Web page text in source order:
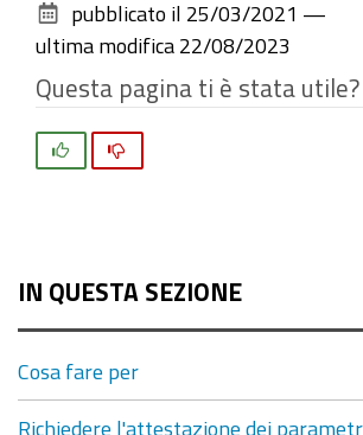
documento
pubblicato il 25/03/2021 —
ultima modifica 22/08/2023
Questa pagina ti è stata utile?
IN QUESTA SEZIONE
Cosa fare per
Richiedere l'attestazione dei